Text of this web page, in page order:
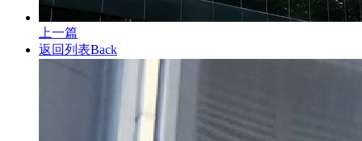
上一篇
返回列表Back